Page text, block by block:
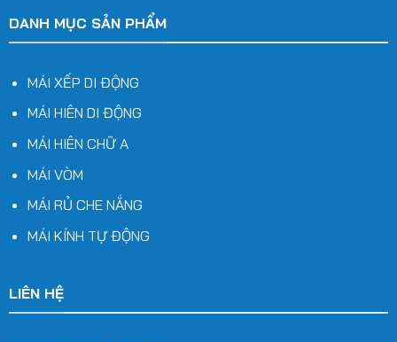
DANH MỤC SẢN PHẨM
MÁI XẾP DI ĐỘNG
MÁI HIÊN DI ĐỘNG
MÁI HIÊN CHỮ A
MÁI VÒM
MÁI RỦ CHE NẮNG
MÁI KÍNH TỰ ĐỘNG
LIÊN HỆ